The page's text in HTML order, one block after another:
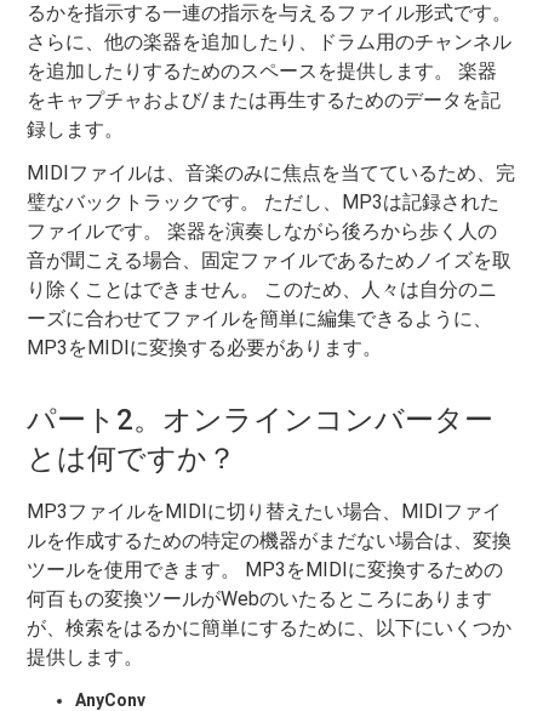
るかを指示する一連の指示を与えるファイル形式です。
さらに、他の楽器を追加したり、ドラム用のチャンネル
を追加したりするためのスペースを提供します。 楽器
をキャプチャおよび/または再生するためのデータを記
録します。
MIDIファイルは、音楽のみに焦点を当てているため、完
璧なバックトラックです。 ただし、MP3は記録された
ファイルです。 楽器を演奏しながら後ろから歩く人の
音が聞こえる場合、固定ファイルであるためノイズを取
り除くことはできません。 このため、人々は自分のニ
ーズに合わせてファイルを簡単に編集できるように、
MP3をMIDIに変換する必要があります。
パート2。オンラインコンバーター
とは何ですか？
MP3ファイルをMIDIに切り替えたい場合、MIDIファイ
ルを作成するための特定の機器がまだない場合は、変換
ツールを使用できます。 MP3をMIDIに変換するための
何百もの変換ツールがWebのいたるところにあります
が、検索をはるかに簡単にするために、以下にいくつか
提供します。
AnyConv